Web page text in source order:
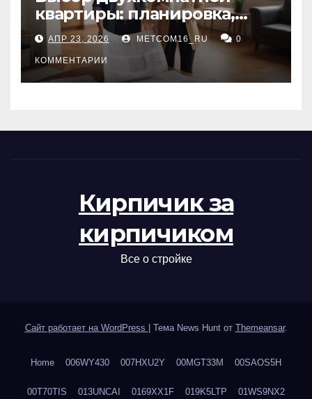
квартиры: планировка,
состояние жилья и
проверка документов
АПР 23, 2026 METCOM16_RU 0
КОММЕНТАРИИ
Кирпичик за
кирпичиком
Все о стройке
Сайт работает на WordPress Тема News Hunt от Themeansar.
Home 006WY430 007HXU2Y 00MGT33M 00SAOS5H
00T70TIS 013UNCAI 0169XX1F 019K5LTP 01WS9NX2